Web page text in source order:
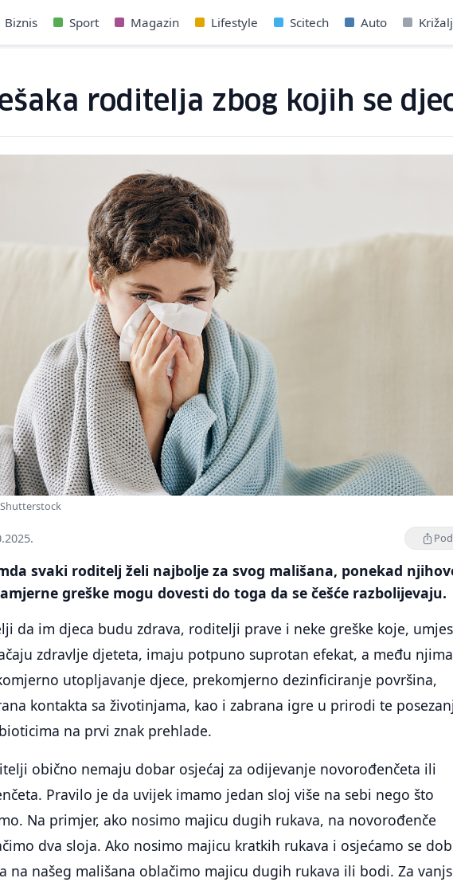
Biznis Sport Magazin Lifestyle Scitech Auto
roditelja zbog kojih se
svaki roditelj želi najbolje za svog mališana, ponekad
greške mogu dovesti do toga da se češće razbolijevaju.
da im djeca budu zdrava, roditelji prave i neke greške koje,
zdravlje djeteta, imaju potpuno suprotan efekat, a među
utopljavanje djece, prekomjerno dezinficiranje površina,
kontakta sa životinjama, kao i zabrana igre u prirodi te
na prvi znak prehlade.
obično nemaju dobar osjećaj za odijevanje novorođenčeta ili
Pravilo je da uvijek imamo jedan sloj više na sebi nego što
Na primjer, ako nosimo majicu dugih rukava, na novorođenče
dva sloja. Ako nosimo majicu kratkih rukava i osjećamo se
na našeg mališana oblačimo majicu dugih rukava ili bodi. Za